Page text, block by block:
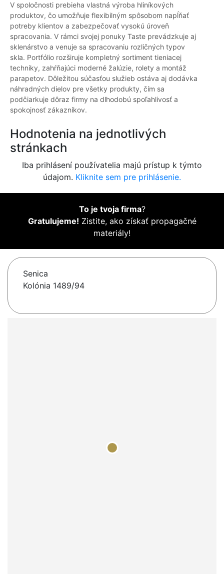
V spoločnosti prebieha vlastná výroba hliníkových
produktov, čo umožňuje flexibilným spôsobom napĺňať
potreby klientov a zabezpečovať vysokú úroveň
spracovania. V rámci svojej ponuky Taste prevádzkuje aj
sklenárstvo a venuje sa spracovaniu rozličných typov
skla. Portfólio rozširuje kompletný sortiment tieniacej
techniky, zahŕňajúci moderné žalúzie, rolety a montáž
parapetov. Dôležitou súčasťou služieb ostáva aj dodávka
náhradných dielov pre všetky produkty, čím sa
podčiarkuje dôraz firmy na dlhodobú spoľahlivosť a
spokojnosť zákazníkov.
Hodnotenia na jednotlivých
stránkach
Iba prihlásení používatelia majú prístup k týmto
údajom. Kliknite sem pre prihlásenie.
To je tvoja firma?
Gratulujeme! Zistite, ako získať propagačné
materiály!
Senica
Kolónia 1489/94